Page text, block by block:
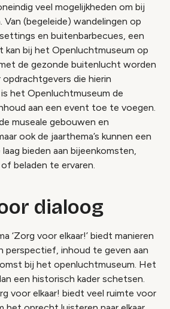
veel mogelijkheden om bij
(begeleide) wandelingen op
en buitenbarbecues, een
kan bij het Openluchtmuseum op
de gezonde buitenlucht worden
die hierin
het Openluchtmuseum de
aan een event toe te voegen.
museale gebouwen en
ook de jaarthema’s kunnen een
bieden aan bijeenkomsten,
beladen te ervaren.
dialoog
‘Zorg voor elkaar!’ biedt manieren
perspectief, inhoud te geven aan
bij het openluchtmuseum. Het
een historisch kader schetsen.
voor elkaar! biedt veel ruimte voor